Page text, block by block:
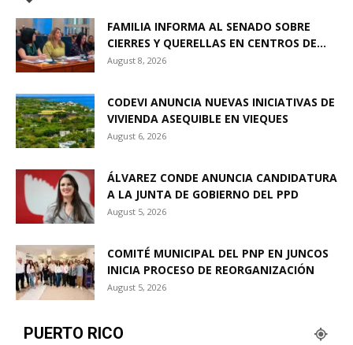
FAMILIA INFORMA AL SENADO SOBRE
CIERRES Y QUERELLAS EN CENTROS DE...
August 8, 2026
CODEVI ANUNCIA NUEVAS INICIATIVAS DE
VIVIENDA ASEQUIBLE EN VIEQUES
August 6, 2026
ÁLVAREZ CONDE ANUNCIA CANDIDATURA
A LA JUNTA DE GOBIERNO DEL PPD
August 5, 2026
COMITÉ MUNICIPAL DEL PNP EN JUNCOS
INICIA PROCESO DE REORGANIZACIÓN
August 5, 2026
PUERTO RICO